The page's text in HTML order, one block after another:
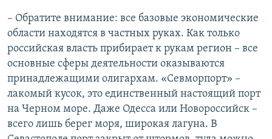
– Обратите внимание: все базовые экономические
области находятся в частных руках. Как только
российская власть прибирает к рукам регион – все
основные сферы деятельности оказываются
принадлежащими олигархам. «Севморпорт» –
лакомый кусок, это единственный настоящий порт
на Черном море. Даже Одесса или Новороссийск –
всего лишь берег моря, широкая лагуна. В